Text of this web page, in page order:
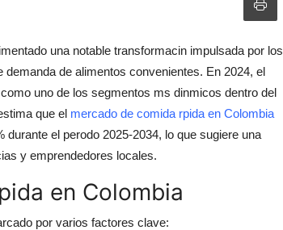
una notable transformacin impulsada por los
de alimentos convenientes. En 2024, el
uno de los segmentos ms dinmicos dentro del
que el mercado de comida rpida en Colombia
el perodo 2025-2034, lo que sugiere una
y emprendedores locales.
en Colombia
por varios factores clave: